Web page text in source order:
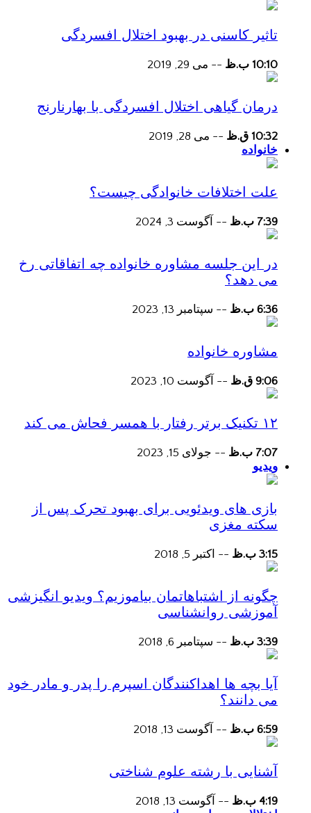
تاثیر کاسنی در بهبود اختلال افسردگی
10:10 ب.ظ -- می 29, 2019
درمان گیاهی اختلال افسردگی با بهارنارنج
10:32 ق.ظ -- می 28, 2019
خانواده
علت اختلافات خانوادگی چیست؟
7:39 ب.ظ -- آگوست 3, 2024
در این جلسه مشاوره خانواده چه اتفاقاتی رخ
می دهد؟
6:36 ب.ظ -- سپتامبر 13, 2023
مشاوره خانواده
9:06 ق.ظ -- آگوست 10, 2023
۱۲ تکنیک برتر رفتار با همسر فحاش می کند
7:07 ب.ظ -- جولای 15, 2023
ویدیو
بازی های ویدئویی برای بهبود تحرک پس از
سکته مغزی
3:15 ب.ظ -- اکتبر 5, 2018
چگونه از اشتباهاتمان بیاموزیم؟ ویدیو انگیزشی
آموزشی روانشناسی
3:39 ب.ظ -- سپتامبر 6, 2018
آیا بچه ها اهداکنندگان اسپرم را پدر و مادر خود
می دانند؟
6:59 ب.ظ -- آگوست 13, 2018
آشنایی با رشته علوم شناختی
4:19 ب.ظ -- آگوست 13, 2018